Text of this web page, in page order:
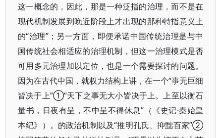
这一概念的，因此，那是一种泛指的治理，而不是在
现代机制发展到晚近阶段上才出现的那种特指意义上
的“治理”；另一方面，即便承诺中国传统治理是与中
国传统社会相适应的治理机制，但这一治理模式是否
可用多元治理加以定位，也是一个需要探讨的问题。
因为在古代中国，就权力结构上讲，在一个“事无巨细
皆决于上”①“天下之事无大小皆决于上。上至以衡石
量书，日夜有呈，不中呈不得休息”（《史记·秦始皇
本纪》）。的政治机制以及“推明孔氏、抑黜百家”②